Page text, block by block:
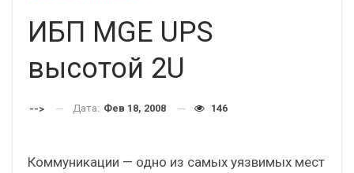
ИБП MGE UPS
высотой 2U
--> Дата: Фев 18, 2008 146
Коммуникации — одно из самых уязвимых мест